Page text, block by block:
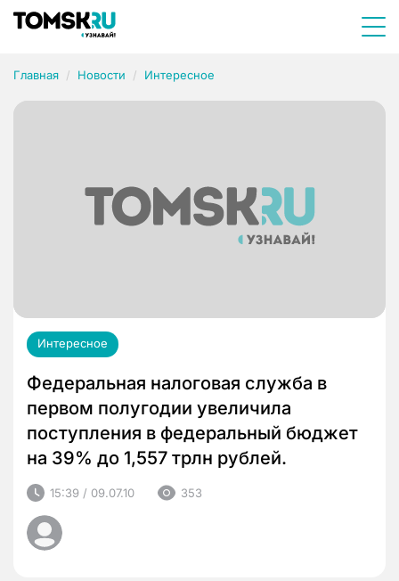
Главная Новости Интересное
Интересное
Федеральная налоговая служба в
первом полугодии увеличила
поступления в федеральный бюджет
на 39% до 1,557 трлн рублей.
15:39 / 09.07.10 353